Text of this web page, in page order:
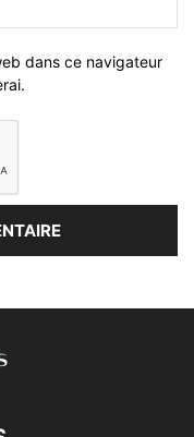
dans ce navigateur